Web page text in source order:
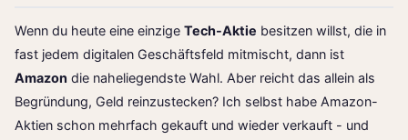
Wenn du heute eine einzige Tech-Aktie besitzen willst, die in
fast jedem digitalen Geschäftsfeld mitmischt, dann ist
Amazon die naheliegendste Wahl. Aber reicht das allein als
Begründung, Geld reinzustecken? Ich selbst habe Amazon-
Aktien schon mehrfach gekauft und wieder verkauft - und